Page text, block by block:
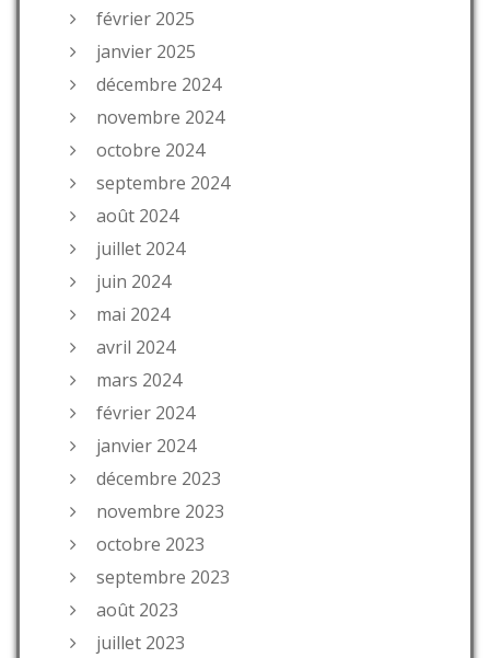
février 2025
janvier 2025
décembre 2024
novembre 2024
octobre 2024
septembre 2024
août 2024
juillet 2024
juin 2024
mai 2024
avril 2024
mars 2024
février 2024
janvier 2024
décembre 2023
novembre 2023
octobre 2023
septembre 2023
août 2023
juillet 2023